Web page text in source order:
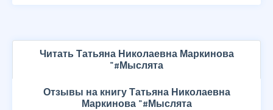
Читать Татьяна Николаевна Маркинова
"#Мыслята
Отзывы на книгу Татьяна Николаевна
Маркинова "#Мыслята